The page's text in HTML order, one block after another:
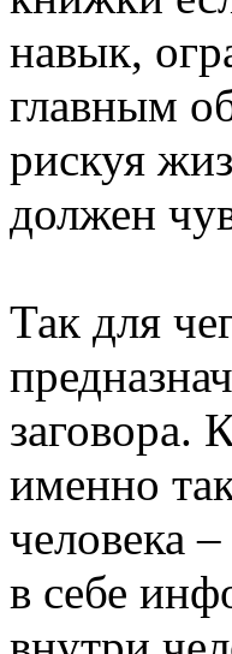
навык,
главным
рискуя
должен
Так для
заговора.
именно
человека
в себе